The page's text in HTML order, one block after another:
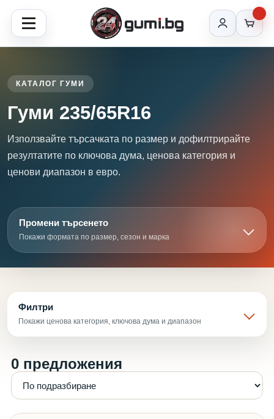
КАТАЛОГ ГУМИ
Гуми 235/65R16
Използвайте търсачката по размер и дофилтрирайте
резултатите по ключова дума, ценова категория и
ценови диапазон в евро.
Промени търсенето
Покажи формата по размер, сезон и марка
Филтри
Покажи ценова категория, ключова дума и диапазон
0 предложения